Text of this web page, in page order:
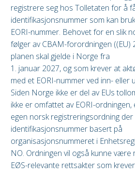
registrere seg hos Tolletaten for å
identifikasjonsnummer som kan
EORI-nummer. Behovet for en slik
følger av CBAM-forordningen ((EU)
planen skal gjelde i Norge fra
1. januar 2027, og som krever at
med et EORI-nummer ved inn- eller
Siden Norge ikke er del av EUs
ikke er omfattet av EORI-
egen norsk registreringsordning
identifikasjonsnummer basert på
organisasjonsnummeret i
NO. Ordningen vil også kunne
EØS-relevante rettsakter som